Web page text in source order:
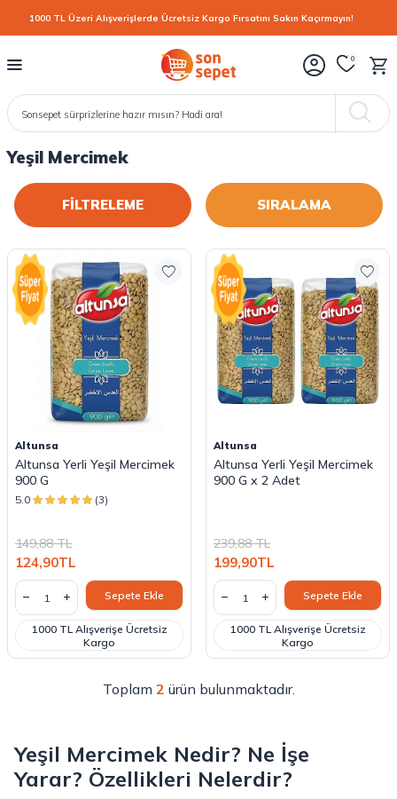
1000 TL Üzeri Alışverişlerde Ücretsiz Kargo Fırsatını Sakın Kaçırmayın!
0
Yeşil Mercimek
FİLTRELEME
Altunsa
Altunsa Yerli Yeşil Mercimek
900 G
5.0 (3)
149,88TL
124,90TL
Sepete Ekle
1000 TL Alışverişe Ücretsiz
Kargo
Altunsa
Altunsa Yerli Yeşil Mercimek
900 G x 2 Adet
239,88TL
199,90TL
Sepete Ekle
1000 TL Alışverişe Ücretsiz
Kargo
Toplam 2 ürün bulunmaktadır.
Yeşil Mercimek Nedir? Ne İşe
Yarar? Özellikleri Nelerdir?